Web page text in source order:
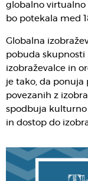
globalno virtualno
bo potekala med
Globalna
pobuda skupnosti
izobraževalce in
je tako, da ponuja
povezanih z
spodbuja kulturno
in dostop do